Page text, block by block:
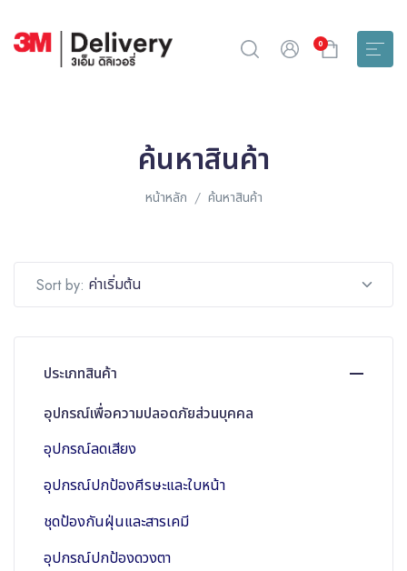
0
ค้นหาสินค้า
หน้าหลัก ค้นหาสินค้า
Sort by: ค่าเริ่มต้น
ประเภทสินค้า
อุปกรณ์เพื่อความปลอดภัยส่วนบุคคล
อุปกรณ์ลดเสียง
อุปกรณ์ปกป้องศีรษะและใบหน้า
ชุดป้องกันฝุ่นและสารเคมี
อุปกรณ์ปกป้องดวงตา